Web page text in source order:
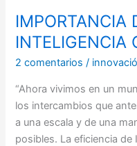
IMPORTANCIA
INTELIGENCIA
2 comentarios /
“Ahora vivimos en un
los intercambios que
a una escala y de una
posibles. La eficiencia
IMPORTANCIA
DE
LA
INTELIGENCIA
COLECTIVA